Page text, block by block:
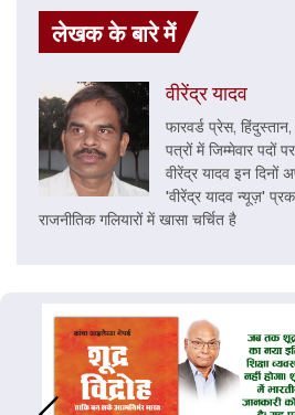
लेखक के बारे में
वीरेंद्र यादव
फारवर्ड प्रेस,
पत्रों में जिम्मेवार पदों
वीरेंद्र यादव इन दिनों
'वीरेंद्र यादव न्यूज़'
राजनीतिक गलियारों में खासा चर्चित है